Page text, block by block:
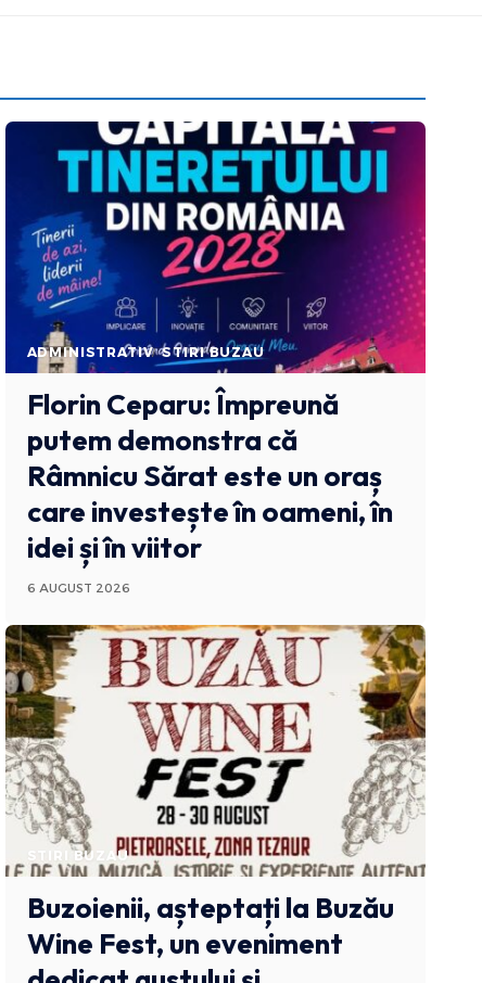
ADMINISTRATIV STIRI BUZAU
Florin Ceparu: Împreună
putem demonstra că
Râmnicu Sărat este un oraș
care investește în oameni, în
idei și în viitor
6 AUGUST 2026
STIRI BUZAU
Buzoienii, așteptați la Buzău
Wine Fest, un eveniment